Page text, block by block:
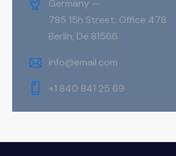
Germany —
785 15h Street, Office 478
Berlin, De 81566
info@email.com
+1 840 841 25 69